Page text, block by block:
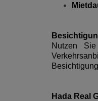
Nutzen
Hada Real